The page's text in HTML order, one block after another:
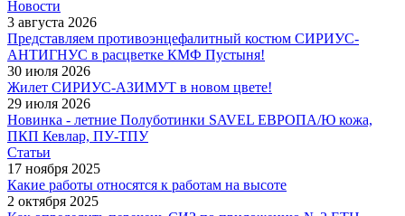
Новости
3 августа 2026
Представляем противоэнцефалитный костюм СИРИУС-
АНТИГНУС в расцветке КМФ Пустыня!
30 июля 2026
Жилет СИРИУС-АЗИМУТ в новом цвете!
29 июля 2026
Новинка - летние Полуботинки SAVEL ЕВРОПА/Ю кожа,
ПКП Кевлар, ПУ-ТПУ
Статьи
17 ноября 2025
Какие работы относятся к работам на высоте
2 октября 2025